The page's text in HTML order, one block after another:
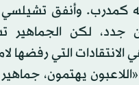
له كمدرب. وأنفق
جدد، لكن الجماهير
الانتقادات التي رفضها
«اللاعبون يهتمون،